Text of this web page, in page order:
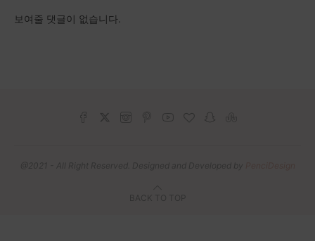
보여줄 댓글이 없습니다.
@2021 - All Right Reserved. Designed and Developed by
BACK TO TOP